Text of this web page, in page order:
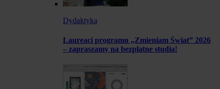
Dydaktyka
Laureaci programu „Zmieniam Świat” 2026
– zapraszamy na bezpłatne studia!